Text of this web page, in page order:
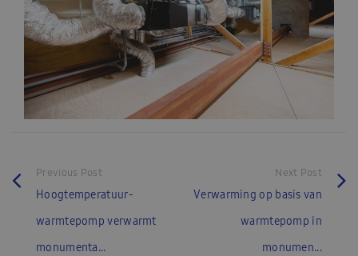
Previous Post
Hoogtemperatuur-
warmtepomp verwarmt
monumenta...
Next Post
Verwarming op basis van
warmtepomp in
monumen...